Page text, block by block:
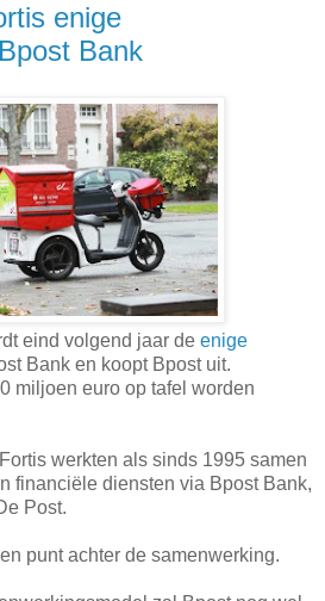
enige
Bank
eind volgend jaar de enige
Bank en koopt Bpost uit.
miljoen euro op tafel worden
werkten als sinds 1995 samen
financiële diensten via Bpost Bank,
Post.
punt achter de samenwerking.